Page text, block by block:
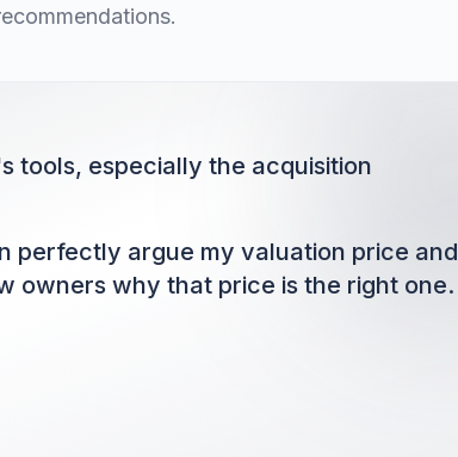
tools, especially the acquisition
perfectly argue my valuation price and
owners why that price is the right one.